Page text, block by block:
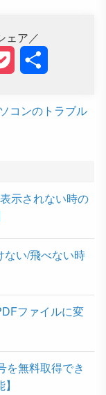
ェア／
c
t
コンのトラブル
示されない時の
ない/飛べない時
ファイルに変
を無料取得でき